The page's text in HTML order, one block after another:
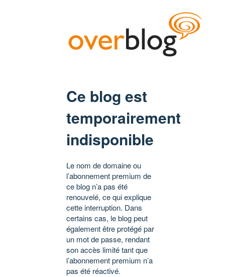
Ce blog est
temporairement
indisponible
Le nom de domaine ou
l’abonnement premium de
ce blog n’a pas été
renouvelé, ce qui explique
cette interruption. Dans
certains cas, le blog peut
également être protégé par
un mot de passe, rendant
son accès limité tant que
l’abonnement premium n’a
pas été réactivé.